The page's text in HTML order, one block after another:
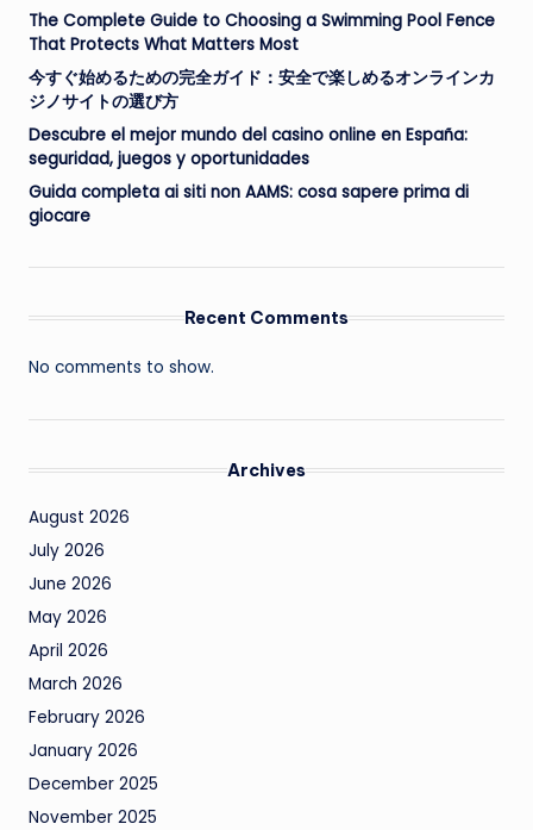
The Complete Guide to Choosing a Swimming Pool Fence
That Protects What Matters Most
今すぐ始めるための完全ガイド：安全で楽しめるオンラインカ
ジノサイトの選び方
Descubre el mejor mundo del casino online en España:
seguridad, juegos y oportunidades
Guida completa ai siti non AAMS: cosa sapere prima di
giocare
Recent Comments
No comments to show.
Archives
August 2026
July 2026
June 2026
May 2026
April 2026
March 2026
February 2026
January 2026
December 2025
November 2025